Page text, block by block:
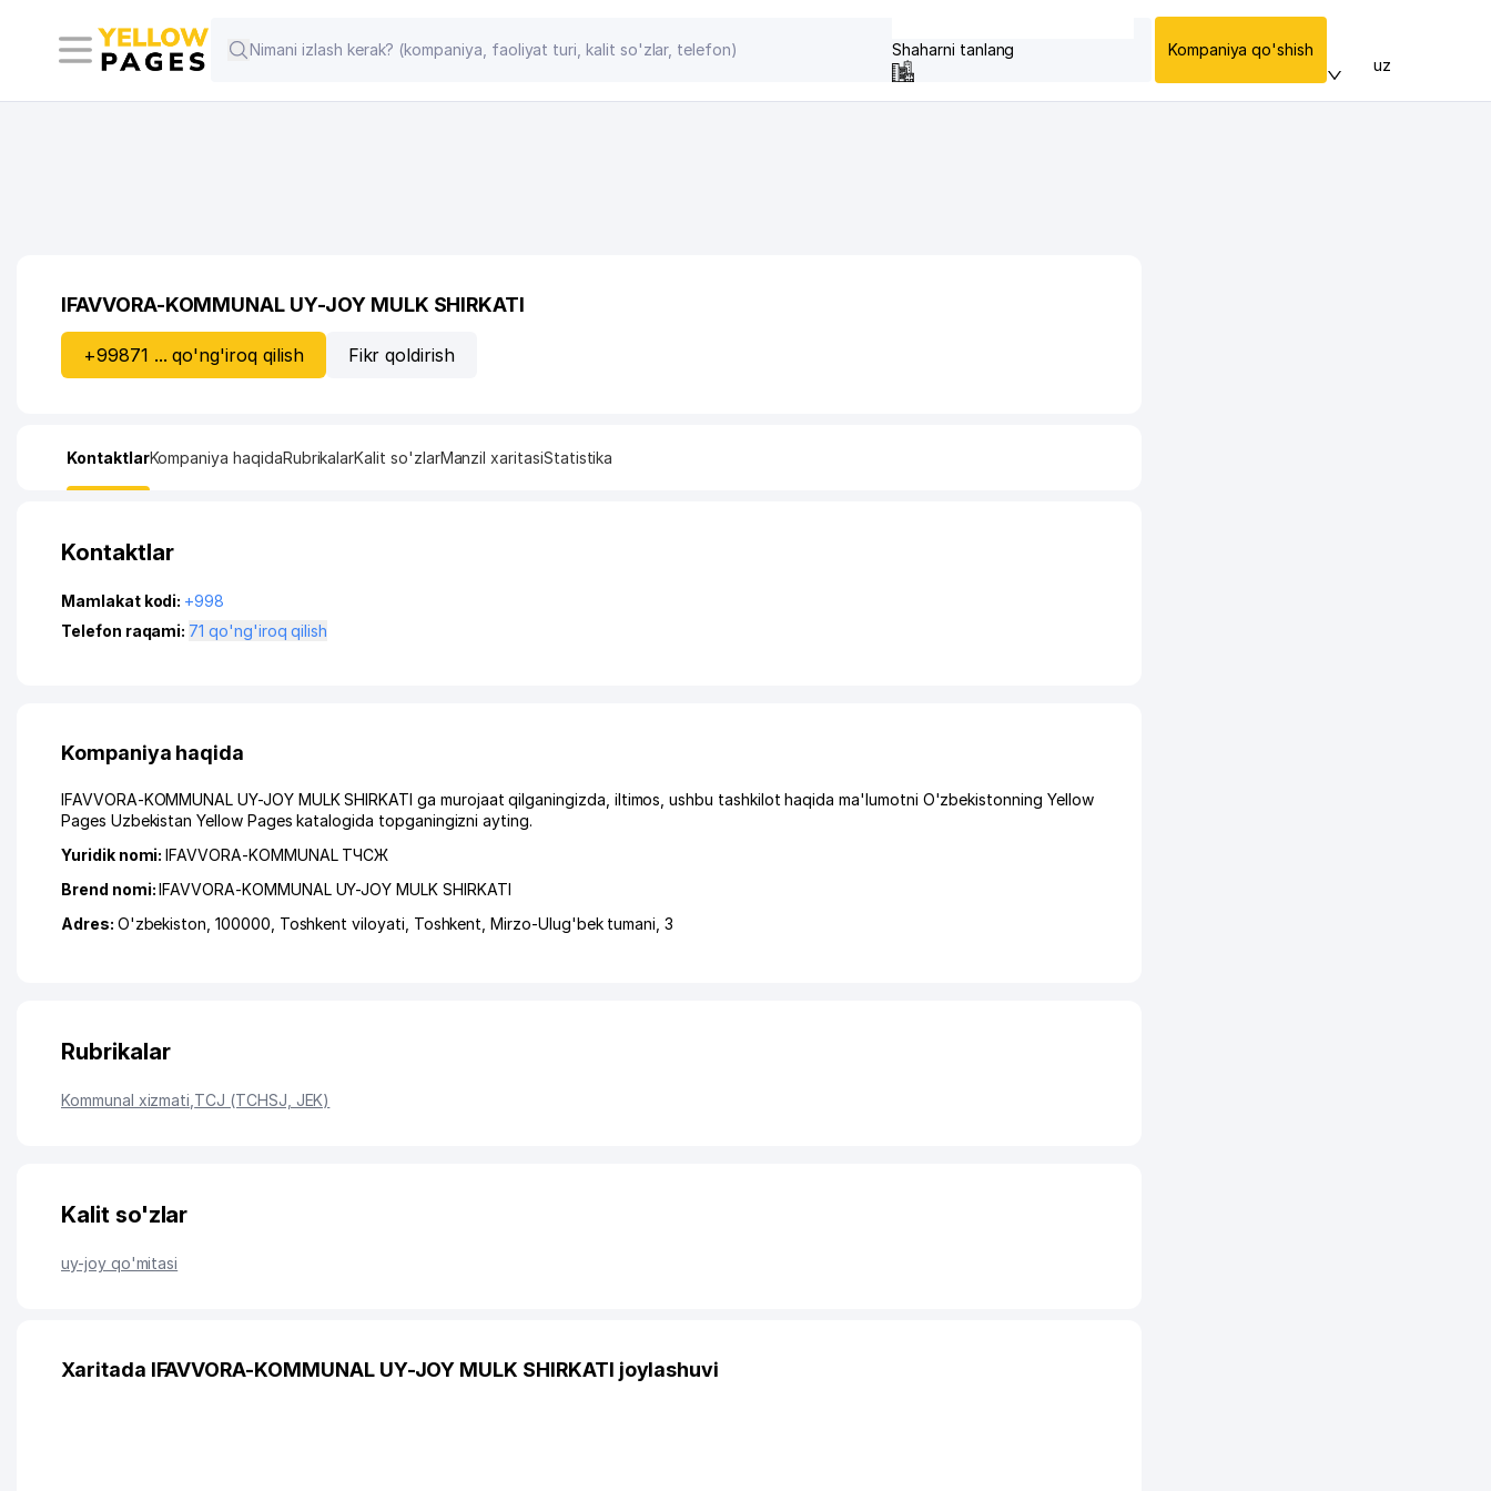
Shaharni tanlang Kompaniya qo'shish
uz
IFAVVORA-KOMMUNAL UY-JOY MULK SHIRKATI
+99871 ... qo'ng'iroq qilish Fikr qoldirish
KontaktlarKompaniya haqidaRubrikalarKalit so'zlarManzil xaritasiStatistika
Kontaktlar
Mamlakat kodi: +998
Telefon raqami:
71 qo'ng'iroq qilish
Kompaniya haqida
IFAVVORA-KOMMUNAL UY-JOY MULK SHIRKATI ga murojaat qilganingizda, iltimos, ushbu tashkilot haqida ma'lumotni O'zbekistonning Yellow
Pages Uzbekistan Yellow Pages katalogida topganingizni ayting.
Yuridik nomi:IFAVVORA-KOMMUNAL ТЧСЖ
Brend nomi:IFAVVORA-KOMMUNAL UY-JOY MULK SHIRKATI
Adres: O'zbekiston, 100000, Toshkent viloyati Toshkent ,Mirzo-Ulug'bek tumani , 3
Rubrikalar
Kommunal xizmati TCJ (TCHSJ, JEK)
Kalit so'zlar
uy-joy qo'mitasi
Xaritada IFAVVORA-KOMMUNAL UY-JOY MULK SHIRKATI joylashuvi